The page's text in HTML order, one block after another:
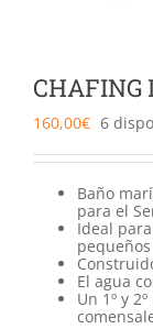
Food Service
91 629 17 10
CHAFING
160,00€ 6
Baño
para el
Ideal
El agua
Un 1º y